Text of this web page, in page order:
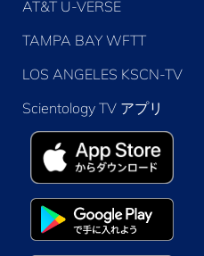
AT&T U-VERSE
TAMPA BAY WFTT
LOS ANGELES KSCN-TV
Scientology TV アプリ